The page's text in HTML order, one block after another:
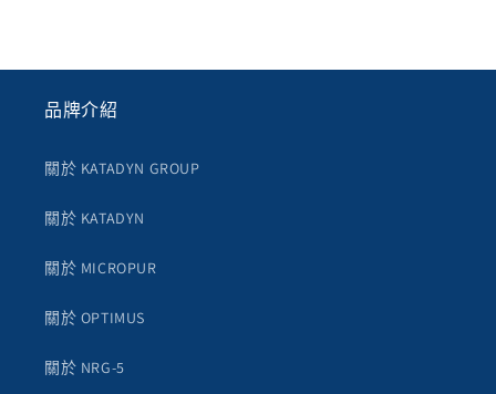
品牌介紹
關於 KATADYN GROUP
關於 KATADYN
關於 MICROPUR
關於 OPTIMUS
關於 NRG-5